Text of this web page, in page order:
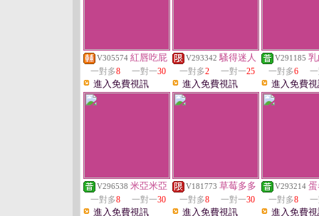
V305574 紅唇吃屁
一對多8 一對一30
進入免費視訊
V293342 騷得迷人
一對多2 一對一25
進入免費視訊
V291185
一對多6
進入免費
V296538 米亞米亞
一對多8 一對一30
進入免費視訊
V181773 草莓多多
一對多8 一對一30
進入免費視訊
V293214
一對多8
進入免費